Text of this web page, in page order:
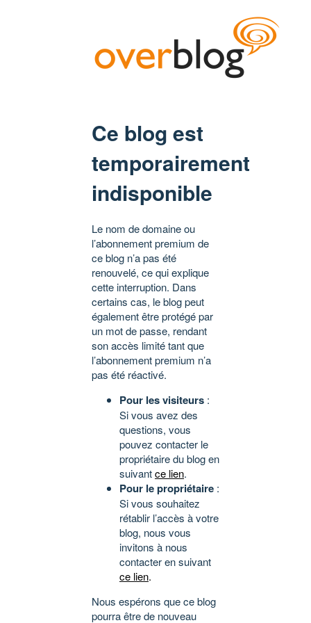
Ce blog est
temporairement
indisponible
Le nom de domaine ou
l’abonnement premium de
ce blog n’a pas été
renouvelé, ce qui explique
cette interruption. Dans
certains cas, le blog peut
également être protégé par
un mot de passe, rendant
son accès limité tant que
l’abonnement premium n’a
pas été réactivé.
Pour les visiteurs :
Si vous avez des
questions, vous
pouvez contacter le
propriétaire du blog en
suivantce lien.
Pour le propriétaire :
Si vous souhaitez
rétablir l’accès à votre
blog, nous vous
invitons à nous
contacter en suivant
ce lien.
Nous espérons que ce blog
pourra être de nouveau